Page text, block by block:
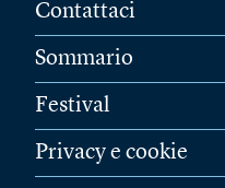
Contattaci
Sommario
Festival
Privacy e cookie